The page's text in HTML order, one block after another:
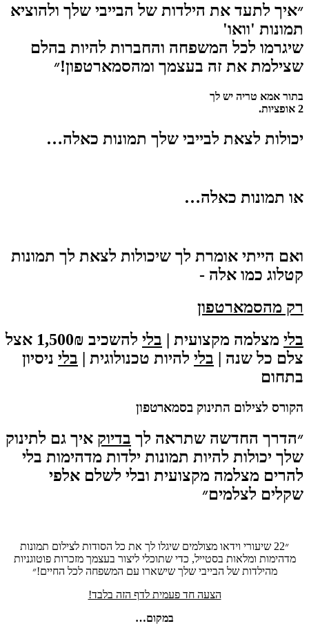
״איך לתעד את הילדות של הבייבי שלך ולהוציא
תמונות 'וואו'
שיגרמו לכל המשפחה והחברות להיות בהלם
שצילמת את זה בעצמך ומהסמארטפון!״
בתור אמא טריה יש לך
2 אופציות.
יכולות לצאת לבייבי שלך תמונות כאלה…
או תמונות כאלה…
ואם הייתי אומרת לך שיכולות לצאת לך תמונות
קטלוג כמו אלה -
רק מהסמארטפון
בלי מצלמה מקצועית | בלי
להשכיב 1,500₪ אצל
צלם כל שנה | בלי להיות טכנולוגית | בלי ניסיון
בתחום
הקורס לצילום התינוק בסמארטפון
״הדרך החדשה שתראה לך בדיוק איך גם לתינוק
שלך יכולות להיות תמונות ילדות מדהימות בלי
להרים מצלמה מקצועית ובלי לשלם אלפי
שקלים לצלמים״
״22 שיעורי וידאו מצולמים שיגלו לך את כל הסודות לצילום תמונות
מדהימות ומלאות בסטייל, כדי שתוכלי ליצור בעצמך מזכרות פוטוגניות
מהילדות של הבייבי שלך שישארו עם המשפחה לכל החיים!״
הצעה חד פעמית לדף הזה בלבד!
במקום…